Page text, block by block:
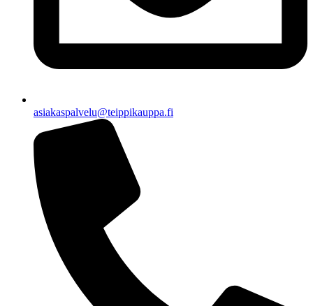
asiakaspalvelu@teippikauppa.fi